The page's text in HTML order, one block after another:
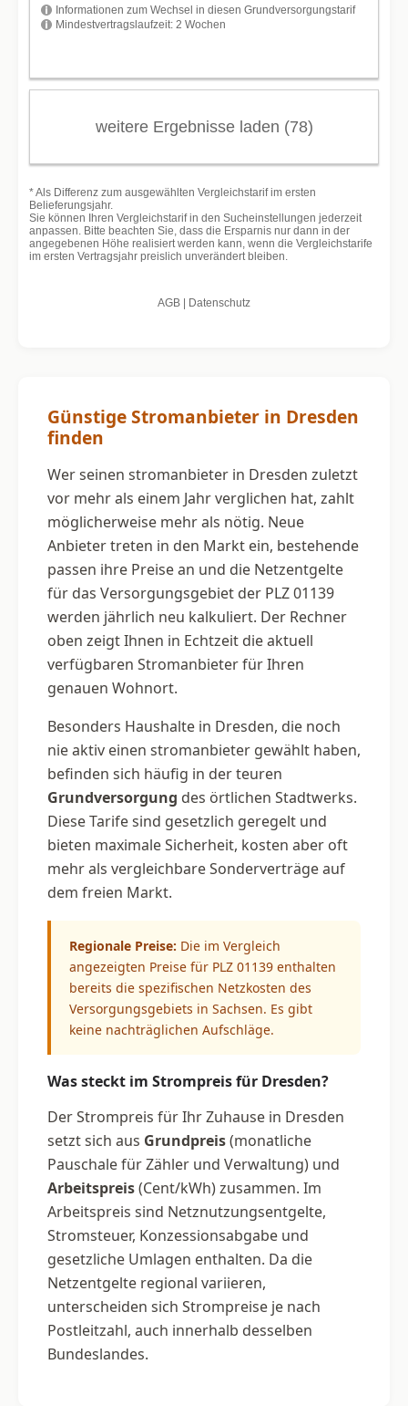
Günstige Stromanbieter in Dresden
finden
Wer seinen stromanbieter in Dresden zuletzt
vor mehr als einem Jahr verglichen hat, zahlt
möglicherweise mehr als nötig. Neue
Anbieter treten in den Markt ein, bestehende
passen ihre Preise an und die Netzentgelte
für das Versorgungsgebiet der PLZ 01139
werden jährlich neu kalkuliert. Der Rechner
oben zeigt Ihnen in Echtzeit die aktuell
verfügbaren Stromanbieter für Ihren
genauen Wohnort.
Besonders Haushalte in Dresden, die noch
nie aktiv einen stromanbieter gewählt haben,
befinden sich häufig in der teuren
Grundversorgung des örtlichen Stadtwerks.
Diese Tarife sind gesetzlich geregelt und
bieten maximale Sicherheit, kosten aber oft
mehr als vergleichbare Sonderverträge auf
dem freien Markt.
Regionale Preise: Die im Vergleich
angezeigten Preise für PLZ 01139 enthalten
bereits die spezifischen Netzkosten des
Versorgungsgebiets in Sachsen. Es gibt
keine nachträglichen Aufschläge.
Was steckt im Strompreis für Dresden?
Der Strompreis für Ihr Zuhause in Dresden
setzt sich aus Grundpreis(monatliche
Pauschale für Zähler und Verwaltung) und
Arbeitspreis(Cent/kWh) zusammen. Im
Arbeitspreis sind Netznutzungsentgelte,
Stromsteuer, Konzessionsabgabe und
gesetzliche Umlagen enthalten. Da die
Netzentgelte regional variieren,
unterscheiden sich Strompreise je nach
Postleitzahl, auch innerhalb desselben
Bundeslandes.